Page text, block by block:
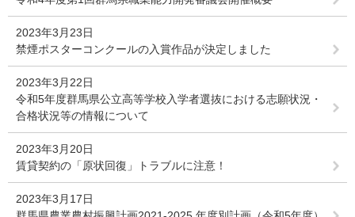
2023年3月23日
禁煙ポスターコンクールの入賞作品が決定しました
2023年3月22日
令和5年度群馬県公立高等学校入学者選抜における志願状況・
合格状況等の情報について
2023年3月20日
賃貸契約の「原状回復」トラブルに注意！
2023年3月17日